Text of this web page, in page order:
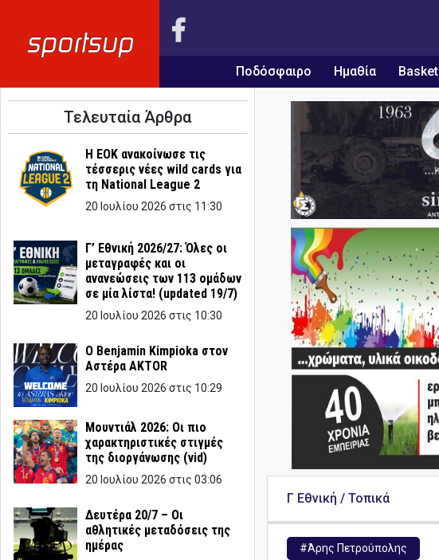
Ποδόσφαιρο Ημαθία Basket
Τελευταία Άρθρα
Η ΕΟΚ ανακοίνωσε τις
τέσσερις νέες wild cards για
τη National League 2
20 Ιουλίου 2026 στις 11:30
Γ’ Εθνική 2026/27: Όλες οι
μεταγραφές και οι
ανανεώσεις των 113 ομάδων
σε μία λίστα! (updated 19/7)
20 Ιουλίου 2026 στις 10:30
Ο Benjamin Kimpioka στον
Αστέρα AKTOR
20 Ιουλίου 2026 στις 10:29
Μουντιάλ 2026: Οι πιο
χαρακτηριστικές στιγμές
της διοργάνωσης (vid)
20 Ιουλίου 2026 στις 03:06
Δευτέρα 20/7 – Οι
αθλητικές μεταδόσεις της
ημέρας
Γ Εθνική / Τοπικά
#Άρης Πετρούπολης